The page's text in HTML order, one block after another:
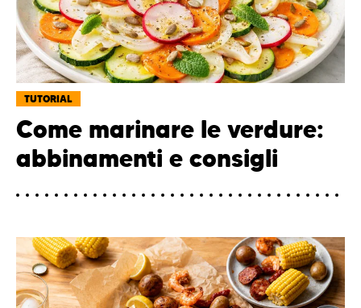
TUTORIAL
Come marinare le verdure:
abbinamenti e consigli